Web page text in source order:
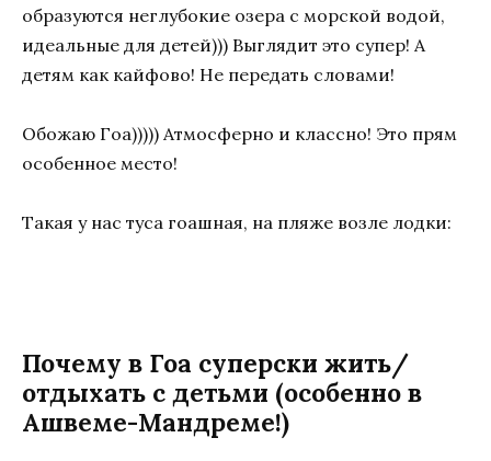
образуются неглубокие озера с морской водой,
идеальные для детей))) Выглядит это супер! А
детям как кайфово! Не передать словами!
Обожаю Гоа))))) Атмосферно и классно! Это прям
особенное место!
Такая у нас туса гоашная, на пляже возле лодки:
Почему в Гоа суперски жить/
отдыхать с детьми (особенно в
Ашвеме-Мандреме!)